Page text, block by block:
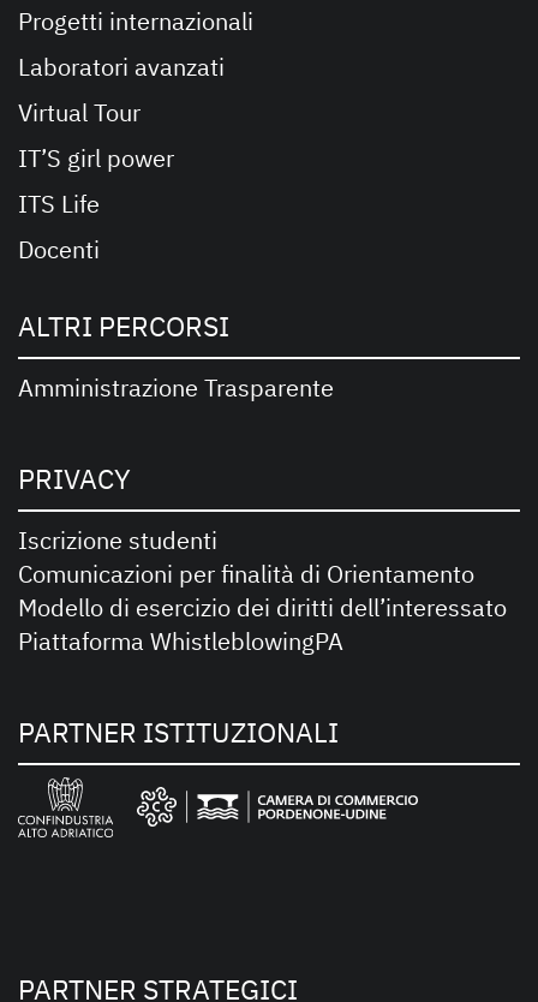
Progetti internazionali
Laboratori avanzati
Virtual Tour
IT’S girl power
ITS Life
Docenti
ALTRI PERCORSI
Amministrazione Trasparente
PRIVACY
Iscrizione studenti
Comunicazioni per finalità di Orientamento
Modello di esercizio dei diritti dell’interessato
Piattaforma WhistleblowingPA
PARTNER ISTITUZIONALI
PARTNER STRATEGICI